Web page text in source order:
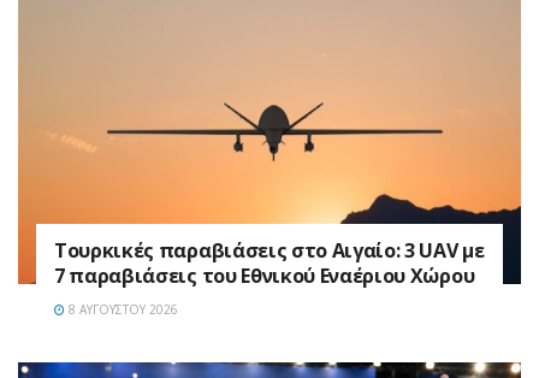
Τουρκικές παραβιάσεις στο Αιγαίο: 3 UAV με
7 παραβιάσεις του Εθνικού Εναέριου Χώρου
8 ΑΥΓΟΎΣΤΟΥ 2026